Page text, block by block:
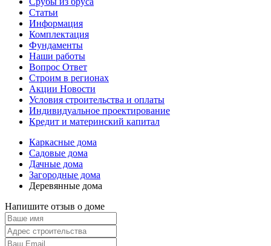
Статьи
Информация
Комплектация
Фундаменты
Наши работы
Вопрос Ответ
Строим в регионах
Акции Новости
Условия строительства и оплаты
Индивидуальное проектирование
Кредит и материнский капитал
Каркасные дома
Садовые дома
Дачные дома
Загородные дома
Деревянные дома
Напишите отзыв о доме